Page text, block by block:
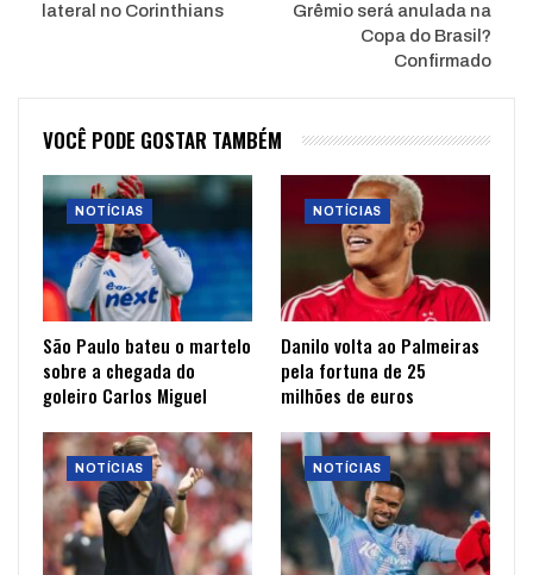
lateral no Corinthians
Grêmio será anulada na
Copa do Brasil?
Confirmado
VOCÊ PODE GOSTAR TAMBÉM
NOTÍCIAS
São Paulo bateu o martelo
sobre a chegada do
goleiro Carlos Miguel
NOTÍCIAS
Danilo volta ao Palmeiras
pela fortuna de 25
milhões de euros
NOTÍCIAS NOTÍCIAS